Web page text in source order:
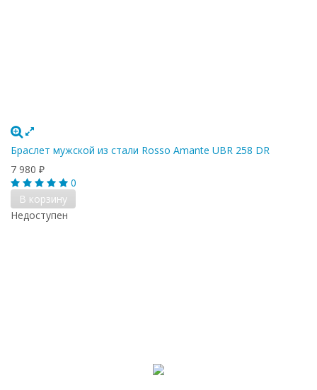
Браслет мужской из стали Rosso Amante UBR 258 DR
7 980 ₽
0
В корзину
Недоступен